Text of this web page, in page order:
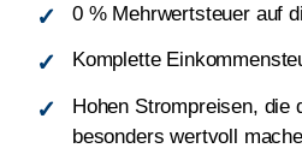
0 % Mehrwertsteuer auf
Komplette
Hohen Strompreisen, die
besonders wertvoll